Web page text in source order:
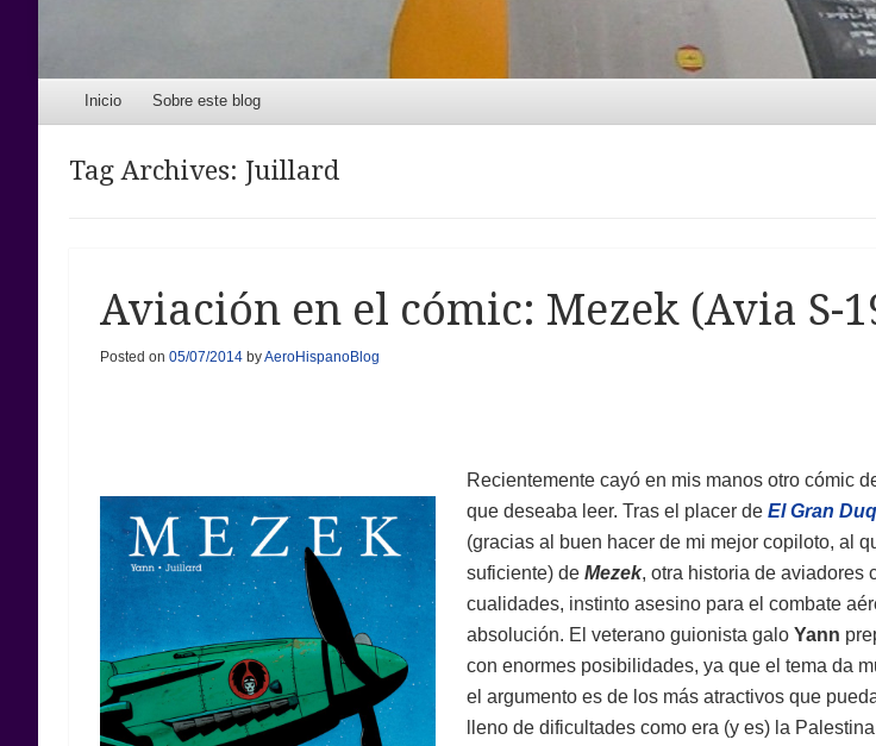
Menu
Skip to content
Inicio Sobre este blog
Tag Archives: Juillard
Aviación en el cómic: Mezek (Avia S-
Posted on 05/07/2014byAeroHispanoBlog
Recientemente cayó en mis manos otro cómic
que deseaba leer. Tras el placer de El Gran
(gracias al buen hacer de mi mejor copiloto, al
suficiente) de Mezek, otra historia de aviadores
cualidades, instinto asesino para el combate
absolución. El veterano guionista galo Yann
con enormes posibilidades, ya que el tema da
el argumento es de los más atractivos que
lleno de dificultades como era (y es) la